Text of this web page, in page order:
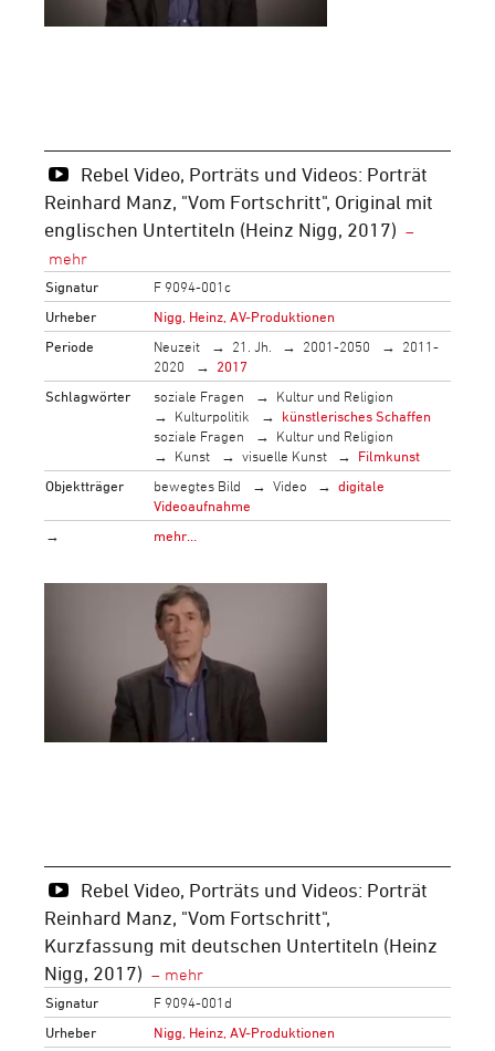
Rebel Video, Porträts und Videos: Porträt
Reinhard Manz, "Vom Fortschritt", Original mit
englischen Untertiteln (Heinz Nigg, 2017)
Signatur
F 9094-001c
Urheber
Nigg, Heinz, AV-Produktionen
Periode
Neuzeit 21. Jh. 2001-2050
2011-
2020
2017
Schlagwörter
soziale Fragen
Kultur und Religion
Kulturpolitik
künstlerisches Schaffen
soziale Fragen
Kultur und Religion
Kunst
visuelle Kunst
Filmkunst
Objektträger
bewegtes Bild Video
digitale
Videoaufnahme
→
mehr…
Rebel Video, Porträts und Videos: Porträt
Reinhard Manz, "Vom Fortschritt",
Kurzfassung mit deutschen Untertiteln (Heinz
Nigg, 2017)
Signatur
F 9094-001d
Urheber
Nigg, Heinz, AV-Produktionen